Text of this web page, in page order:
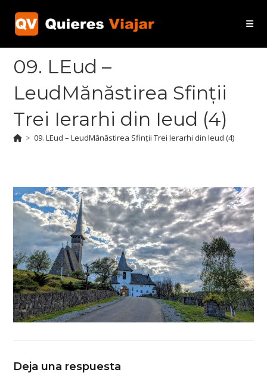
contenido
09. LEud –
LeudMănăstirea Sfinții
Trei Ierarhi din Ieud (4)
> 09. LEud – LeudMănăstirea Sfinții Trei Ierarhi din Ieud (4)
Deja una respuesta